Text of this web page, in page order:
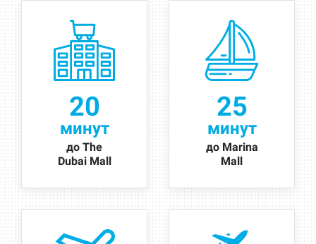
20
минут
до The
Dubai Mall
25
минут
до Marina
Mall